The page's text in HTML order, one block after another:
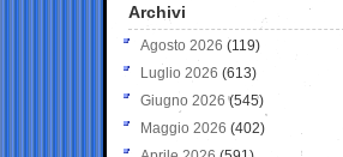
Archivi
Agosto 2026 (119)
Luglio 2026 (613)
Giugno 2026 (545)
Maggio 2026 (402)